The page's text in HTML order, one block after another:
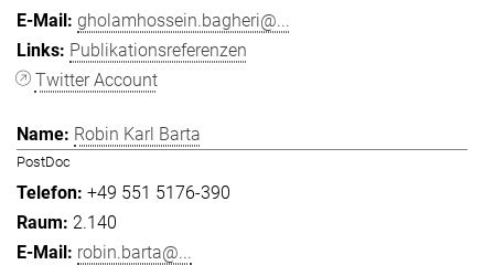
gholamhossein.bagheri@...
Publikationsreferenzen
Twitter Account
Robin Karl Barta
PostDoc
+49 551 5176-390
2.140
robin.barta@...